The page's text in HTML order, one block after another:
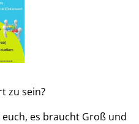
zu sein?
es braucht Groß und